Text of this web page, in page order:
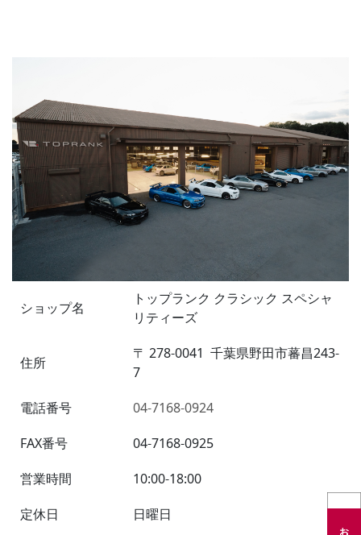
ショップ名
トップランク クラシック スペシャ
リティーズ
住所 〒 278-0041 千葉県野田市蕃昌243-
7
電話番号
04-7168-0924
FAX番号
04-7168-0925
営業時間
10:00-18:00
定休日
日曜日